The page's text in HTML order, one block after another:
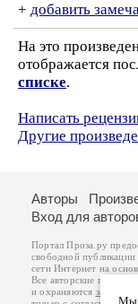
+ добавить
На это
отображается
списке.
Написать
Другие
Мы
Авторы
Вход для
Портал Проза.ру
свободной публикации
сети Интернет на
Все авторские права
и охраняются законом